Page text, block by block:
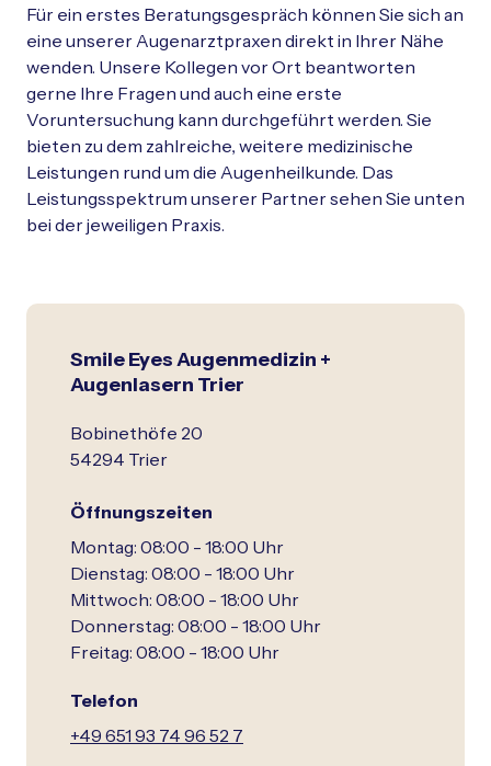
Schließen
Für ein erstes Beratungsgespräch können Sie sich an
eine unserer Augenarztpraxen direkt in Ihrer Nähe
wenden. Unsere Kollegen vor Ort beantworten
gerne Ihre Fragen und auch eine erste
Voruntersuchung kann durchgeführt werden. Sie
bieten zu dem zahlreiche, weitere medizinische
Leistungen rund um die Augenheilkunde. Das
Leistungsspektrum unserer Partner sehen Sie unten
bei der jeweiligen Praxis.
Smile Eyes Augenmedizin +
Augenlasern Trier
Bobinethöfe 20
54294 Trier
Öffnungszeiten
Montag: 08:00 - 18:00 Uhr
Dienstag: 08:00 - 18:00 Uhr
Mittwoch: 08:00 - 18:00 Uhr
Donnerstag: 08:00 - 18:00 Uhr
Freitag: 08:00 - 18:00 Uhr
Telefon
+49 651 93 74 96 52 7